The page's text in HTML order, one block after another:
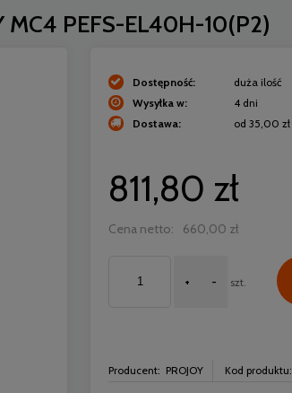
MC4 PEFS-EL40H-10(P2)
Dostępność:
duża ilość
Wysyłka w:
4 dni
Dostawa:
od 35,00 zł
płatności
811,80 zł
Cena netto: 660,00 zł
+ - szt.
Producent: PROJOY Kod produktu: